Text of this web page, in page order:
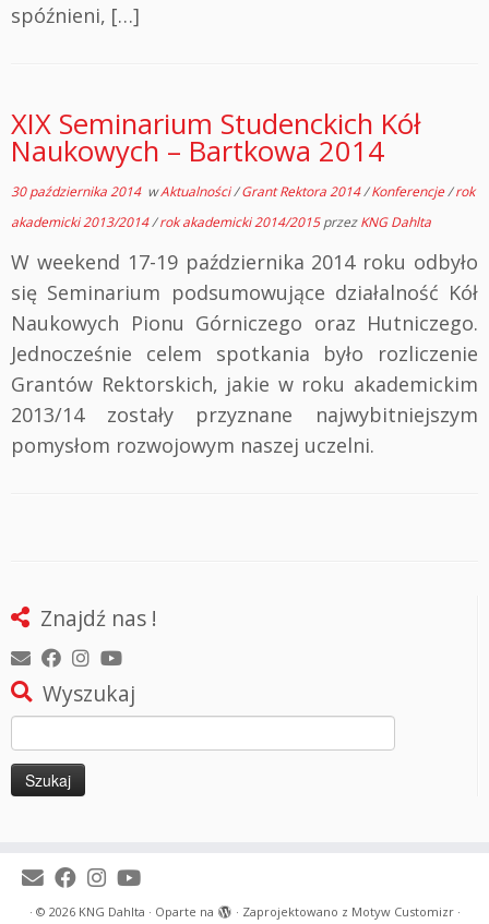
spóźnieni, […]
XIX Seminarium Studenckich Kół
Naukowych – Bartkowa 2014
30 października 2014wAktualności/Grant Rektora 2014/Konferencje/rok
akademicki 2013/2014/rok akademicki 2014/2015przezKNG Dahlta
W weekend 17-19 października 2014 roku odbyło
się Seminarium podsumowujące działalność Kół
Naukowych Pionu Górniczego oraz Hutniczego.
Jednocześnie celem spotkania było rozliczenie
Grantów Rektorskich, jakie w roku akademickim
2013/14 zostały przyznane najwybitniejszym
pomysłom rozwojowym naszej uczelni.
Znajdź nas !
Wyszukaj
Szukaj:
· © 2026 KNG Dahlta · Oparte na · Zaprojektowano z Motyw Customizr·